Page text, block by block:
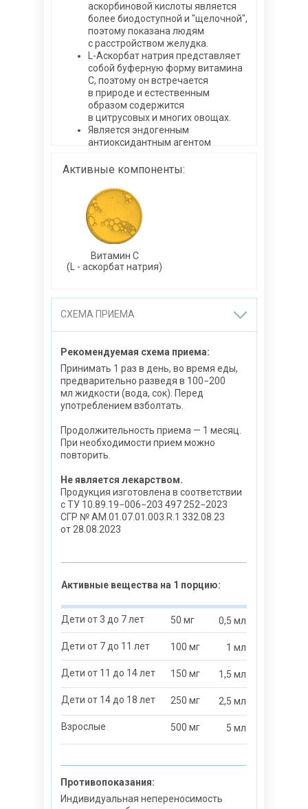
аскорбиновой кислоты является
более биодоступной и "щелочной",
поэтому показана людям
с расстройством желудка.
L-Аскорбат натрия представляет
собой буферную форму витамина
С, поэтому он встречается
в природе и естественным
образом содержится
в цитрусовых и многих овощах.
Является эндогенным
антиоксидантным агентом
Активные компоненты:
Витамин С
(L - аскорбат натрия)
СХЕМА ПРИЕМА
Рекомендуемая схема приема:
Активные вещества на 1 порцию:
Противопоказания:
Принимать 1 раз в день, во время еды,
предварительно разведя в 100−200
мл жидкости (вода, сок). Перед
употреблением взболтать.
Продолжительность приема — 1 месяц.
При необходимости прием можно
повторить.
Не является лекарством.
Продукция изготовлена в соответствии
с ТУ 10.89.19−006−203 497 252−2023
СГР № AM.01.07.01.003.R.1 332.08.23
от 28.08.2023
Индивидуальная непереносимость
Дети от 3 до 7 лет
Дети от 7 до 11 лет
Дети от 11 до 14 лет
Дети от 14 до 18 лет
Взрослые
50 мг
100 мг
150 мг
250 мг
500 мг
0,5 мл
1 мл
1,5 мл
2,5 мл
5 мл